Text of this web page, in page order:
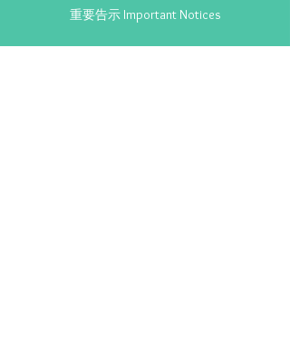
重要告示 Important Notices